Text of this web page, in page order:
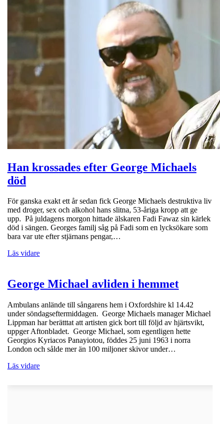
Han krossades efter George Michaels
död
För ganska exakt ett år sedan fick George Michaels destruktiva liv
med droger, sex och alkohol hans slitna, 53-åriga kropp att ge
upp. På juldagens morgon hittade älskaren Fadi Fawaz sin kärlek
död i sängen. Georges familj såg på Fadi som en lycksökare som
bara var ute efter stjärnans pengar,…
Läs vidare
George Michael avliden i hemmet
Ambulans anlände till sångarens hem i Oxfordshire kl 14.42
under söndagseftermiddagen. George Michaels manager Michael
Lippman har berätttat att artisten gick bort till följd av hjärtsvikt,
uppger Aftonbladet. George Michael, som egentligen hette
Georgios Kyriacos Panayiotou, föddes 25 juni 1963 i norra
London och sålde mer än 100 miljoner skivor under…
Läs vidare